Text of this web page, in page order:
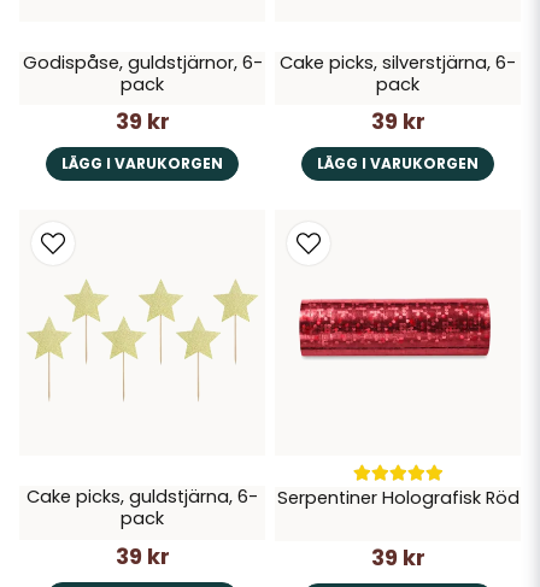
Godispåse, guldstjärnor, 6-
pack
39 kr
LÄGG I VARUKORGEN
Cake picks, silverstjärna, 6-
pack
39 kr
LÄGG I VARUKORGEN
Cake picks, guldstjärna, 6-
pack
39 kr
Serpentiner Holografisk Röd
39 kr